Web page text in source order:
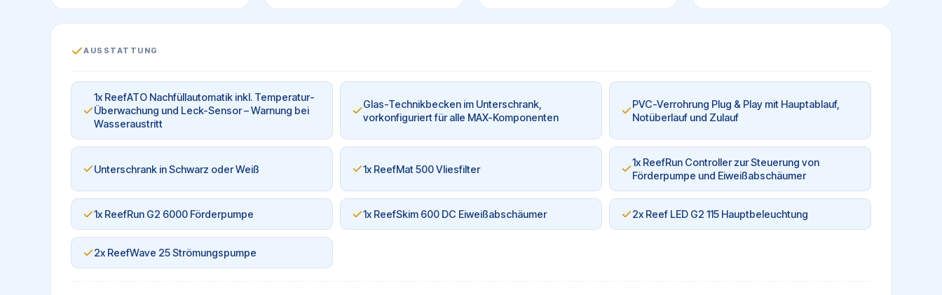
AUSSTATTUNG
1x ReefATO Nachfüllautomatik inkl. Temperatur-
Überwachung und Leck-Sensor – Warnung bei
Wasseraustritt
Glas-Technikbecken im Unterschrank,
vorkonfiguriert für alle MAX-Komponenten
PVC-Verrohrung Plug & Play mit Hauptablauf,
Notüberlauf und Zulauf
Unterschrank in Schwarz oder Weiß 1x ReefMat 500 Vliesfilter
1x ReefRun Controller zur Steuerung von
Förderpumpe und Eiweißabschäumer
1x ReefRun G2 6000 Förderpumpe 1x ReefSkim 600 DC Eiweißabschäumer 2x Reef LED G2 115 Hauptbeleuchtung
2x ReefWave 25 Strömungspumpe